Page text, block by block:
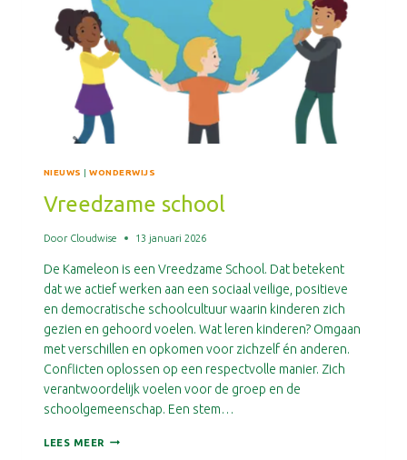
NIEUWS |WONDERWIJS
Vreedzame school
Door Cloudwise 13 januari 2026
De Kameleon is een Vreedzame School. Dat betekent
dat we actief werken aan een sociaal veilige, positieve
en democratische schoolcultuur waarin kinderen zich
gezien en gehoord voelen. Wat leren kinderen? Omgaan
met verschillen en opkomen voor zichzelf én anderen.
Conflicten oplossen op een respectvolle manier. Zich
verantwoordelijk voelen voor de groep en de
schoolgemeenschap. Een stem…
LEES MEER VREEDZAME